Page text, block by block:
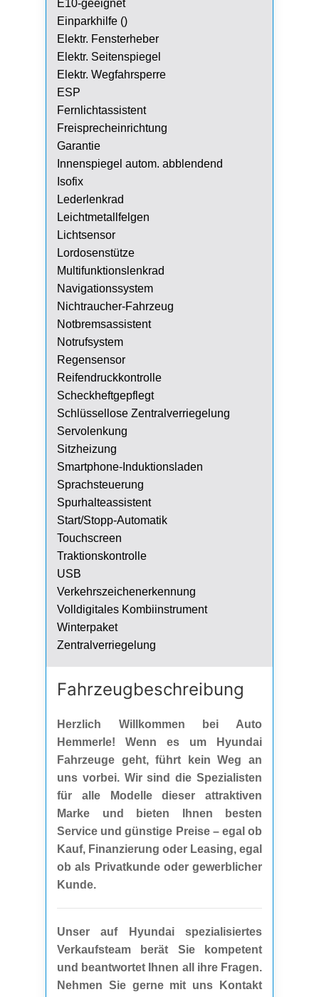
E10-geeignet
Einparkhilfe ()
Elektr. Fensterheber
Elektr. Seitenspiegel
Elektr. Wegfahrsperre
ESP
Fernlichtassistent
Freisprecheinrichtung
Garantie
Innenspiegel autom. abblendend
Isofix
Lederlenkrad
Leichtmetallfelgen
Lichtsensor
Lordosenstütze
Multifunktionslenkrad
Navigationssystem
Nichtraucher-Fahrzeug
Notbremsassistent
Notrufsystem
Regensensor
Reifendruckkontrolle
Scheckheftgepflegt
Schlüssellose Zentralverriegelung
Servolenkung
Sitzheizung
Smartphone-Induktionsladen
Sprachsteuerung
Spurhalteassistent
Start/Stopp-Automatik
Touchscreen
Traktionskontrolle
USB
Verkehrszeichenerkennung
Volldigitales Kombiinstrument
Winterpaket
Zentralverriegelung
Fahrzeug­beschreibung
Herzlich Willkommen bei Auto
Hemmerle! Wenn es um Hyundai
Fahrzeuge geht, führt kein Weg an
uns vorbei. Wir sind die Spezialisten
für alle Modelle dieser attraktiven
Marke und bieten Ihnen besten
Service und günstige Preise – egal ob
Kauf, Finanzierung oder Leasing, egal
ob als Privatkunde oder gewerblicher
Kunde.
Unser auf Hyundai spezialisiertes
Verkaufsteam berät Sie kompetent
und beantwortet Ihnen all ihre Fragen.
Nehmen Sie gerne mit uns Kontakt